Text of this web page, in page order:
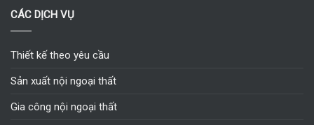
CÁC DỊCH VỤ
Thiết kế theo yêu cầu
Sản xuất nội ngoại thất
Gia công nội ngoại thất